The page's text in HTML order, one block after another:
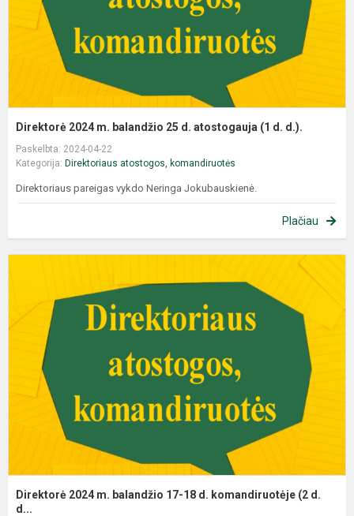
Direktorė 2024 m. balandžio 25 d. atostogauja (1 d. d.).
Paskelbta: 2024-04-22
Kategorija: Direktoriaus atostogos, komandiruotės
Direktoriaus pareigas vykdo Neringa Jokubauskienė.
Plačiau
Direktorė 2024 m. balandžio 17-18 d. komandiruotėje (2 d.
d...